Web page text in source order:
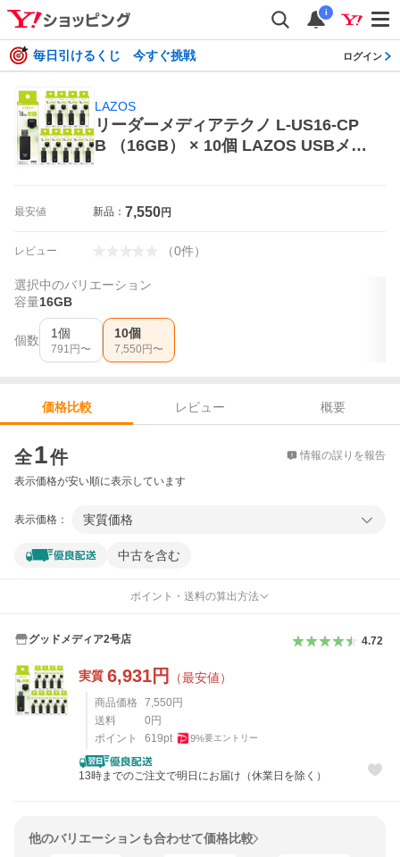
i
毎日引けるくじ 今すぐ挑戦 ログイン
LAZOS
リーダーメディアテクノ L-US16-CP
B （16GB） × 10個 LAZOS USBメモ
最安値 新品： 7,550円
レビュー （0件）
選択中のバリエーション
容量16GB
個数 1個
791 円〜
10個
7,550 円〜
価格比較 レビュー
概要
全1件 情報の誤りを報告
表示価格が安い順に表示しています
表示価格： 実質価格
中古を含む
ポイント・送料の算出方法
グッドメディア2号店 4.72
実質 6,931円 （最安値）
商品価格 7,550 円
送料
0 円
ポイント
619pt 9%要エントリー
13時までのご注文で明日にお届け（休業日を除く）
他のバリエーションも合わせて価格比較